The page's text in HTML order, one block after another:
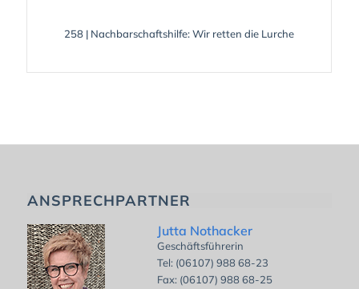
258 | Nachbarschaftshilfe: Wir retten die Lurche
ANSPRECHPARTNER
Jutta Nothacker
Geschäftsführerin
Tel: (06107) 988 68-23
Fax: (06107) 988 68-25